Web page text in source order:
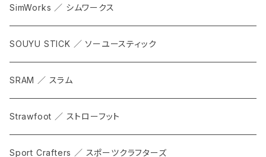
SimWorks ／ シムワークス
SOUYU STICK ／ ソーユースティック
SRAM ／ スラム
Strawfoot ／ ストローフット
Sport Crafters ／ スポーツクラフターズ